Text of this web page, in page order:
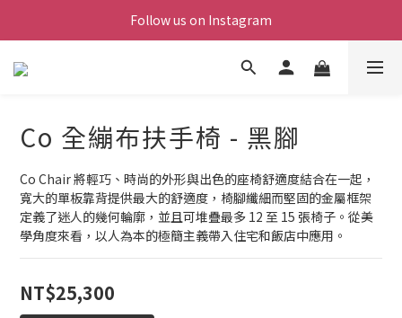
Follow us on Instagram
Co 全繃布扶手椅 - 黑腳
Co Chair 將輕巧、時尚的外形與出色的座椅舒適度結合在一起，
寬大的單板靠背提供最大的舒適度，椅腳纖細而堅固的金屬框架
定義了迷人的幾何輪廓，並且可堆疊最多 12 至 15 張椅子。從美
學角度來看，以人為本的極簡主義帶入住宅和飯店中應用。
NT$25,300